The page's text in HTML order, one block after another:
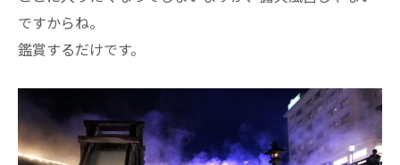
ですからね。
鑑賞するだけです。